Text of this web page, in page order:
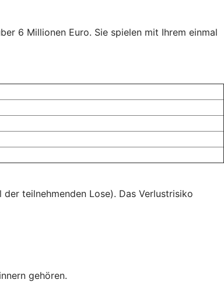
6 Millionen Euro. Sie spielen mit Ihrem einmal
teilnehmenden Lose). Das Verlustrisiko
gehören.